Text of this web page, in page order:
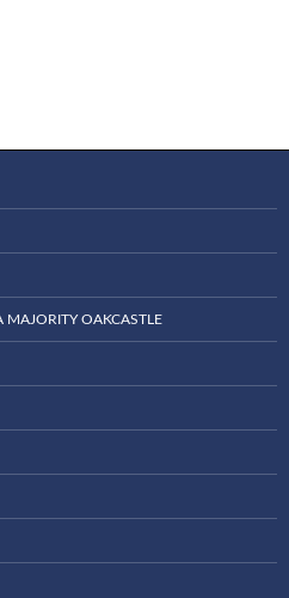
MAJORITY OAKCASTLE